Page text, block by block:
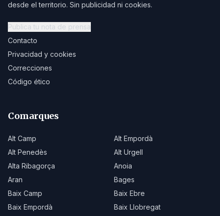
desde el territorio. Sin publicidad ni cookies.
Publica tu nota de prensa
Contacto
Privacidad y cookies
Correcciones
Código ético
Comarques
Alt Camp
Alt Empordà
Alt Penedès
Alt Urgell
Alta Ribagorça
Anoia
Aran
Bages
Baix Camp
Baix Ebre
Baix Empordà
Baix Llobregat